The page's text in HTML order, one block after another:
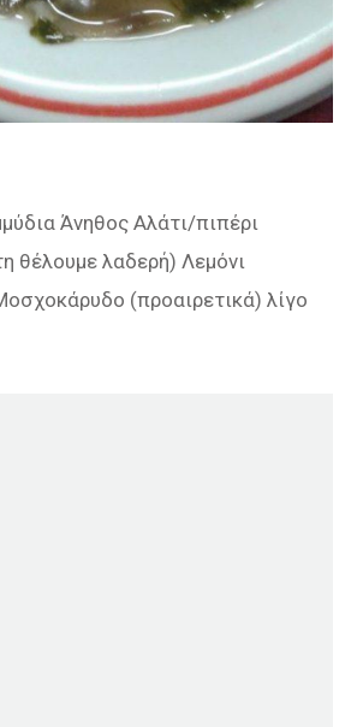
Άνηθος Αλάτι/πιπέρι
θέλουμε λαδερή) Λεμόνι
(προαιρετικά) λίγο